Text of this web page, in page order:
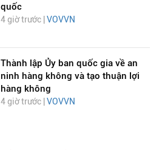
quốc
4 giờ trước |VOVVN
Thành lập Ủy ban quốc gia về an
ninh hàng không và tạo thuận lợi
hàng không
4 giờ trước | VOVVN